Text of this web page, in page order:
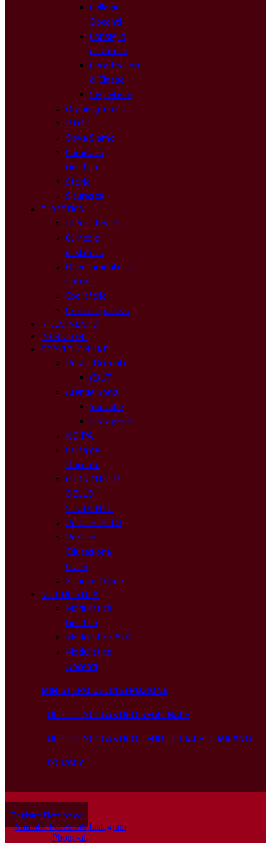
Collegio
Docenti
Consiglio
d’Istituto
Coordinatori
di Classe
Segreteria
Organigramma
PTOF
Dove Siamo
Comitato
Genitori
Storia
Sicurezza
DIDATTICA
Libri di Testo
Curricolo
d’Istituto
Orientamento in
Entrata
Eportfolio
Centro Sportivo
RICEVIMENTO
ISCRIZIONI
SERVIZI ONLINE
Posta Docenti
@ .IT
Allende Social
Youtube
Instagram
NOIPA
Carta del
Docente
CURRICULUM
DELLO
STUDENTE
Portale PCTO
Portale
Educazione
Civica
Istanze Online
MODULISTICA
Modulistica
Genitori
Modulistica ATA
Modulistica
Docenti
MINISTERO DELL'ISTRUZIONE
UFFICIO SCOLASTICO REGIONALE
UFFICIO SCOLASTICO TERRITORIALE DI MILANO
PRIVACY
Registro Elettronico
Youtube Facebook Instagram
Phone-alt